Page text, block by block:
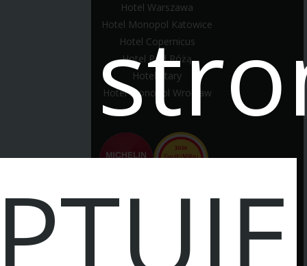
Hotel Warszawa
Hotel Monopol Katowice
Hotel Copernicus
Hotel Pod Różą
Hotel Stary
Hotel Monopol Wrocław